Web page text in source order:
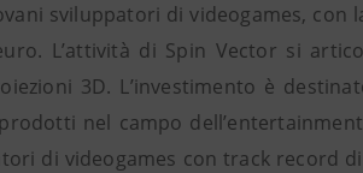
sviluppatori di videogames, con
L’attività di Spin Vector si
3D. L’investimento è
nel campo
di videogames con track record